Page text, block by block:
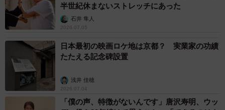
半世紀休まないストレッチにあった
石井 隼人
2026.07.05
日本最初の映画ロケ地は京都？ 実業家の功績
たたえる記念碑設置
浅井 佳穂
2026.07.04
「僕の声、特徴がないんです」唐沢寿明、ウッ